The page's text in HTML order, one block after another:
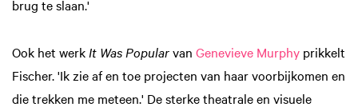
brug te slaan.'
Ook het werk It Was Popularvan Genevieve Murphy prikkelt
Fischer. 'Ik zie af en toe projecten van haar voorbijkomen en
die trekken me meteen.' De sterke theatrale en visuele